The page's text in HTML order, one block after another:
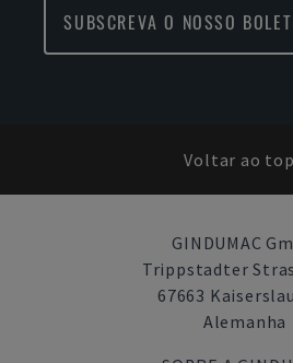
SUBSCREVA O NOSSO
Voltar ao
GINDUMAC
Trippstadter
67663
Alemanha